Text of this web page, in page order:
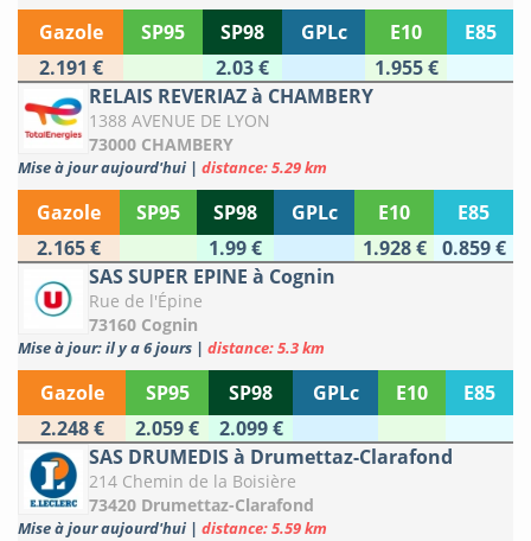
Gazole SP95 SP98 GPLc E10
E85
2.191 €
2.03 €
1.955 €
RELAIS REVERIAZ à CHAMBERY
1388 AVENUE DE LYON
73000 CHAMBERY
Mise à jour aujourd'hui | distance: 5.29 km
Gazole SP95 SP98 GPLc E10
E85
2.165 €
1.99 € 1.928 €
0.859 €
SAS SUPER EPINE à Cognin
Rue de l'Épine
73160 Cognin
Mise à jour: il y a 6 jours | distance: 5.3 km
Gazole SP95 SP98 GPLc E10
E85
2.248 €
2.059 €
2.099 €
SAS DRUMEDIS à Drumettaz-Clarafond
214 Chemin de la Boisière
73420 Drumettaz-Clarafond
Mise à jour aujourd'hui | distance: 5.59 km